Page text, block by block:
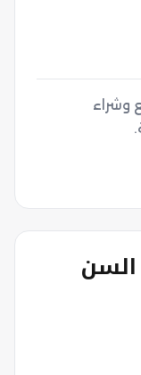
وشراء